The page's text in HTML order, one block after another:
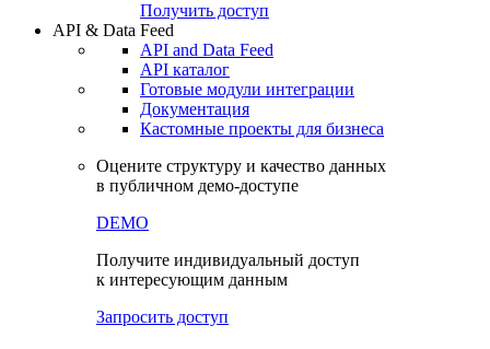
Получить доступ
API & Data Feed
API and Data Feed
API каталог
Готовые модули интеграции
Документация
Кастомные проекты для бизнеса
Оцените структуру и качество данных
в публичном демо-доступе
DEMO
Получите индивидуальный доступ
к интересующим данным
Запросить доступ